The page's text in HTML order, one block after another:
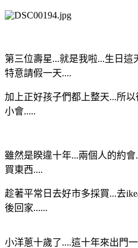
第三位壽星...就是我啦...生日這
特意請假一天....
加上正好孩子們都上整天...所
小會.....
雖然是睽違十年...兩個人的約
買東西....
趁著平常日去好市多採買...去
後回家......
小洋蔥十歲了....這十年來出門